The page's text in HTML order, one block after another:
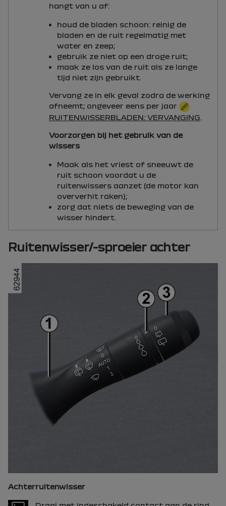
hangt van u af:
houd de bladen schoon: reinig de
bladen en de ruit regelmatig met
water en zeep;
gebruik ze niet op een droge ruit;
maak ze los van de ruit als ze lange
tijd niet zijn gebruikt.
Vervang ze in elk geval zodra de werking
afneemt; ongeveer eens per jaar
RUITENWISSERBLADEN: VERVANGING
Voorzorgen bij het gebruik van de
wissers
Maak als het vriest of sneeuwt de
ruit schoon voordat u de
ruitenwissers aanzet (de motor kan
oververhit raken);
zorg dat niets de beweging van de
wisser hindert.
Ruitenwisser/-sproeier achter
Achterruitenwisser